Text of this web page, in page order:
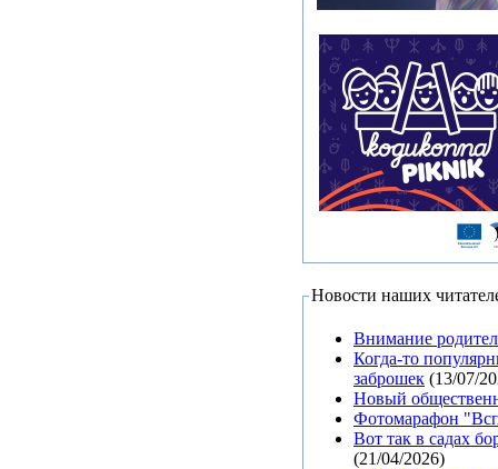
Новости наших
Внимание
Когда-то
заброшек (13/07/
Новый
Фотомарафон
Вот так в садах
(21/04/2026)